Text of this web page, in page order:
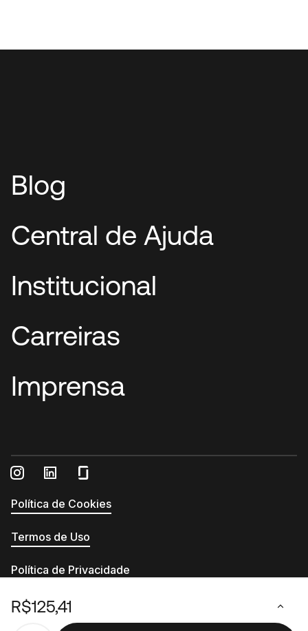
R$125,41
Blog
Central de Ajuda
Institucional
Carreiras
Imprensa
© 2026 - Printi - CNPJ 13.555.994/0001-54
Política de Cookies
Termos de Uso
Política de Privacidade
Relatório de Transparência e Igualdade Salarial